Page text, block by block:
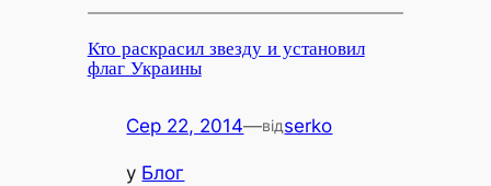
Кто раскрасил звезду и установил
флаг Украины
Сер 22, 2014—відserko
у Блог